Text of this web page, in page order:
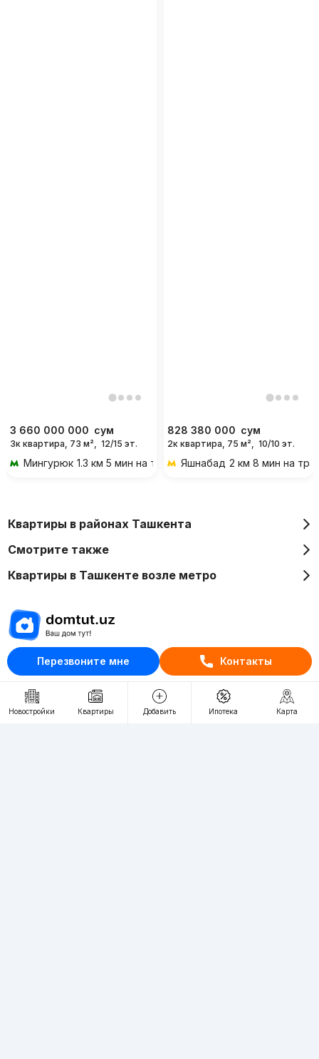
Перезвоните мне Контакты
3 660 000 000 сум
3к квартира, 73 м², 12/15 эт.
Мингурюк 1.3 км 5 мин на транспорте
828 380 000 сум
2к квартира, 75 м², 10/10 эт.
Яшнабад 2 км 8 мин на
Новостройки Квартиры Добавить Ипотека Карта
Квартиры в районах Ташкента
Смотрите также
Квартиры в Ташкенте возле метро
Отдел рекламы
+998 (93) 390-30-10